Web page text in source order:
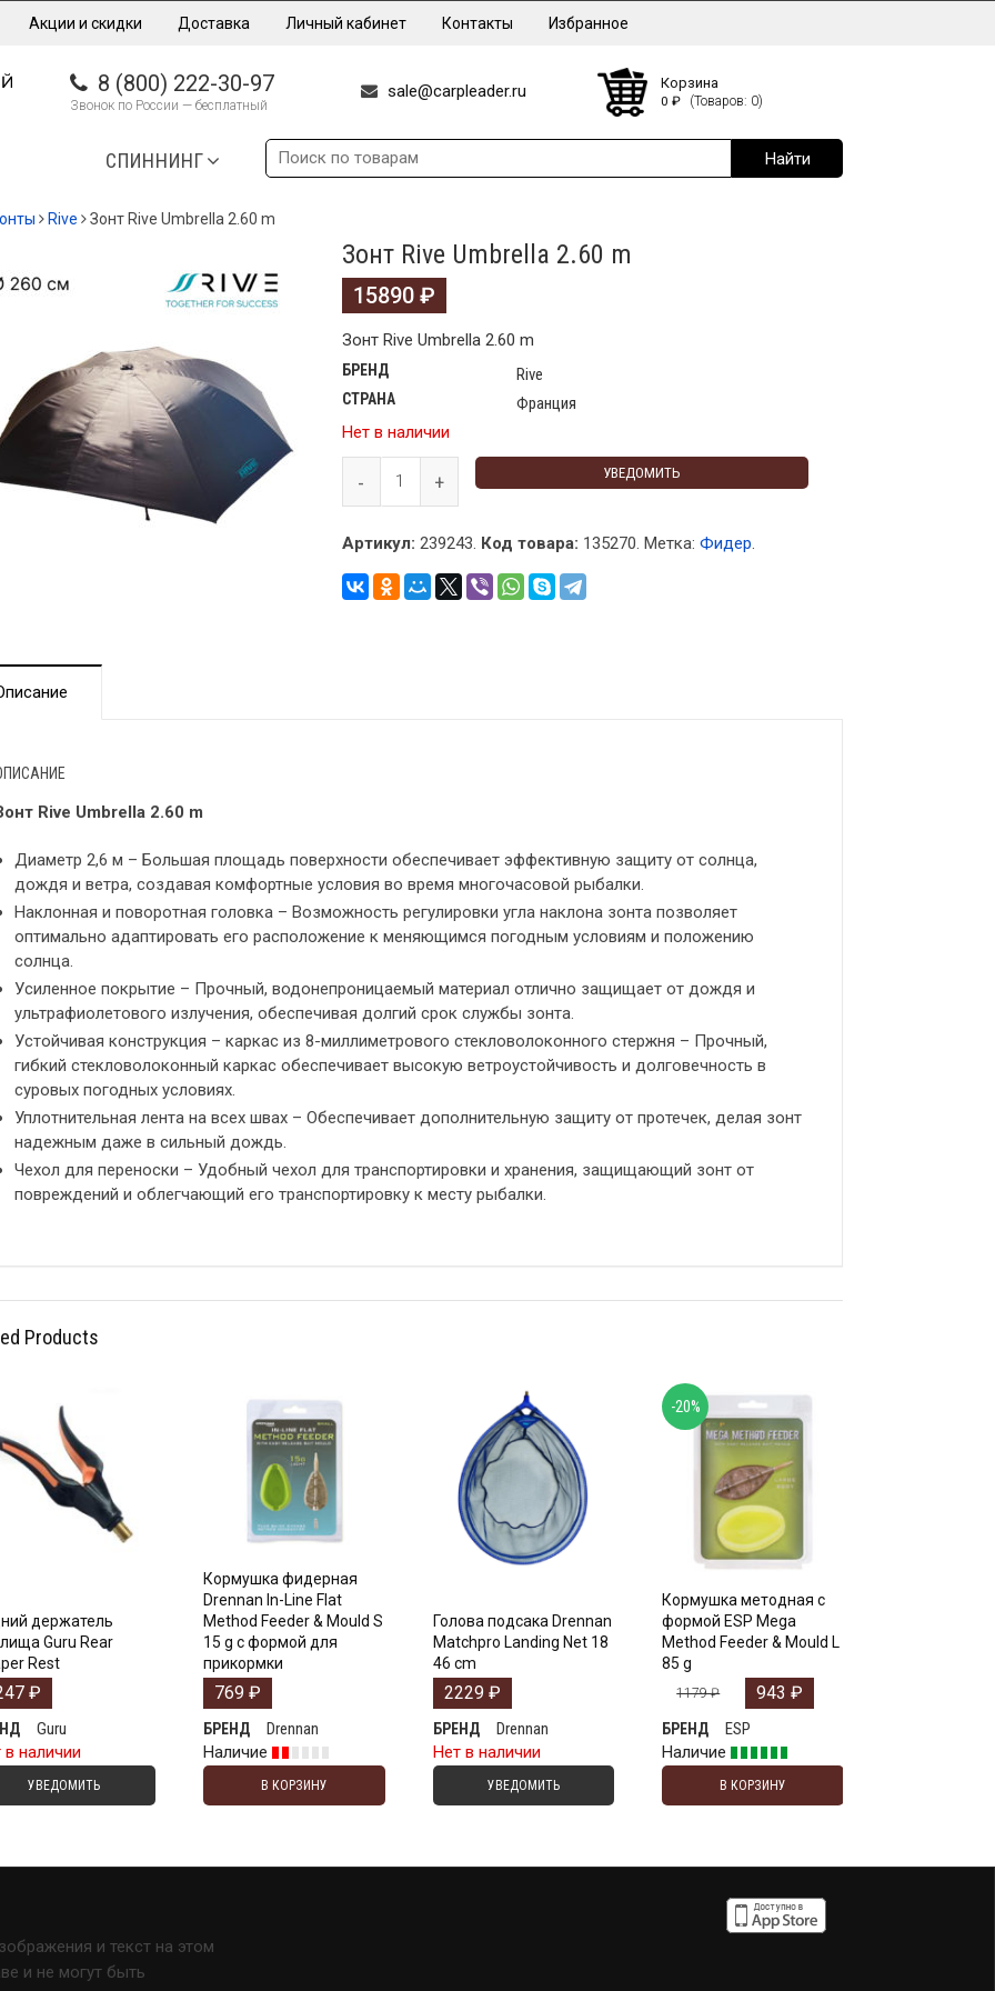
Акции и скидки Доставка Личный кабинет Контакты Избранное
8 (800) 222-30-97
Звонок по России — бесплатный
sale@carpleader.ru Корзина
0 ₽ (Товаров: 0)
СПИННИНГ
Rive Зонт Rive Umbrella 2.60 m
Зонт Rive Umbrella 2.60 m
15890 ₽
Зонт Rive Umbrella 2.60 m
БРЕНД Rive
СТРАНА
Франция
Нет в наличии
УВЕДОМИТЬ
Артикул: 239243. Код товара: 135270. Метка: Фидер.
Rive Umbrella 2.60 m
Диаметр 2,6 м – Большая площадь поверхности обеспечивает эффективную защиту от солнца,
дождя и ветра, создавая комфортные условия во время многочасовой рыбалки.
Наклонная и поворотная головка – Возможность регулировки угла наклона зонта позволяет
оптимально адаптировать его расположение к меняющимся погодным условиям и положению
солнца.
Усиленное покрытие – Прочный, водонепроницаемый материал отлично защищает от дождя и
ультрафиолетового излучения, обеспечивая долгий срок службы зонта.
Устойчивая конструкция – каркас из 8-миллиметрового стекловолоконного стержня – Прочный,
гибкий стекловолоконный каркас обеспечивает высокую ветроустойчивость и долговечность в
суровых погодных условиях.
Уплотнительная лента на всех швах – Обеспечивает дополнительную защиту от протечек, делая зонт
надежным даже в сильный дождь.
Чехол для переноски – Удобный чехол для транспортировки и хранения, защищающий зонт от
повреждений и облегчающий его транспортировку к месту рыбалки.
Products
держатель
Guru Rear
Rest
₽
Guru
в наличии
УВЕДОМИТЬ
Кормушка фидерная
Drennan In-Line Flat
Method Feeder & Mould S
15 g с формой для
прикормки
769 ₽
БРЕНД
Drennan
Наличие
В КОРЗИНУ
Голова подсакa Drennan
Matchpro Landing Net 18
46 cm
2229 ₽
БРЕНД
Drennan
Нет в наличии
УВЕДОМИТЬ
Кормушка методная с
формой ESP Mega
Method Feeder & Mould L
85 g
1179₽ 943₽
БРЕНД
ESP
Наличие
В КОРЗИНУ
-20%
и текст на этом
и не могут быть